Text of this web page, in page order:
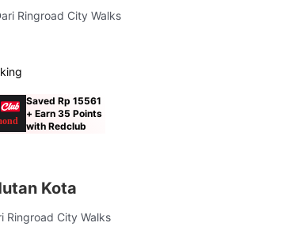
Ringroad City Walks
Saved Rp 15561
+ Earn 35 Points
with Redclub
Kota
Ringroad City Walks